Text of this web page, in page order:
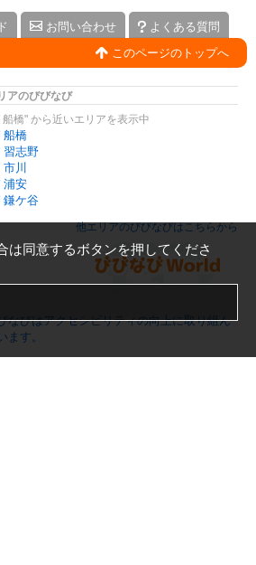
お問い合わせ
よくある質問
このページのトップへ
アのびびなび
橋" から近いエリアを表示中
船橋
習志野
川
浦安
鎌ケ谷
他エリアのびびなびはこちらから
なびはアクセシビリティの向上に取り組ん
ます。
は同意するボタンを押してくださ